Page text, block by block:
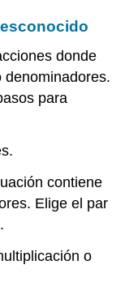
donde
denominadores.
para
contiene
Elige el par
o